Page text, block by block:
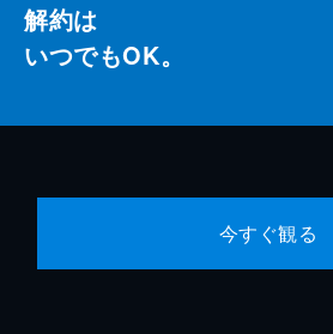
解約は
いつでもOK。
今すぐ観る